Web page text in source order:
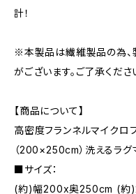
計！
※本製品は繊維製品の為、
がございます。ご了承くださ
【商品について】
高密度フランネルマイクロ
（200×250cm）洗えるラグ
■サイズ：
(約)幅200x奥250cm (約